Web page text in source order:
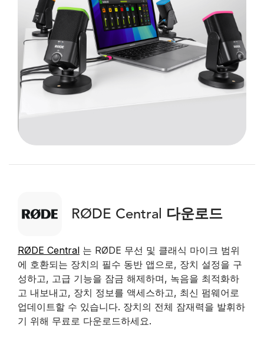
RØDE Central 다운로드
RØDE Central 는 RØDE 무선 및 클래식 마이크 범위
에 호환되는 장치의 필수 동반 앱으로, 장치 설정을 구
성하고, 고급 기능을 잠금 해제하며, 녹음을 최적화하
고 내보내고, 장치 정보를 액세스하고, 최신 펌웨어로
업데이트할 수 있습니다. 장치의 전체 잠재력을 발휘하
기 위해 무료로 다운로드하세요.